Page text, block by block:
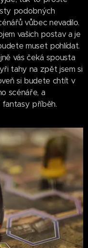
podobných
vůbec nevadilo.
vašich postav a je
muset pohlídat.
vás čeká spousta
tahy na zpět jsem si
si budete chtít v
scénáře, a
fantasy příběh.